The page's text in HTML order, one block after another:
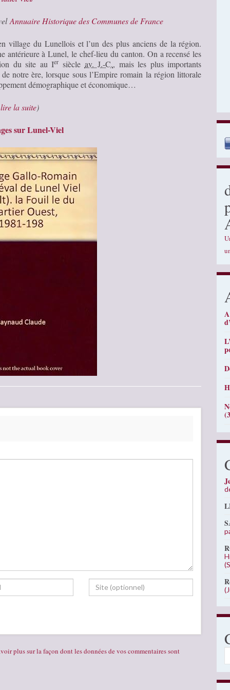
Annuaire Historique des Communes de France
village du Lunellois et l’un des plus anciens de la région.
antérieure à Lunel, le chef-lieu du canton. On a recensé les
du site auIer siècle av. J.-C., mais les plus importants
notre ère, lorsque sous l’Empire romain la région littorale
démographique et économique…
lire la suite)
sur Lunel-Viel
plus sur la façon dont les données de vos commentaires sont